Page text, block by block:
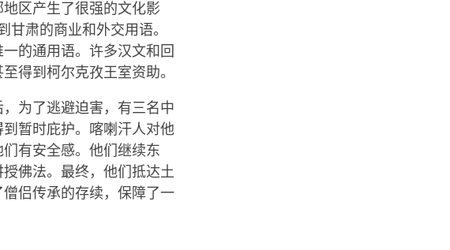
区产生了很强的文化影
肃的商业和外交用语。
的通用语。许多汉文和回
得到柯尔克孜王室资助。
为了逃避迫害，有三名中
暂时庇护。喀喇汗人对他
有安全感。他们继续东
佛法。最终，他们抵达土
侣传承的存续，保障了一